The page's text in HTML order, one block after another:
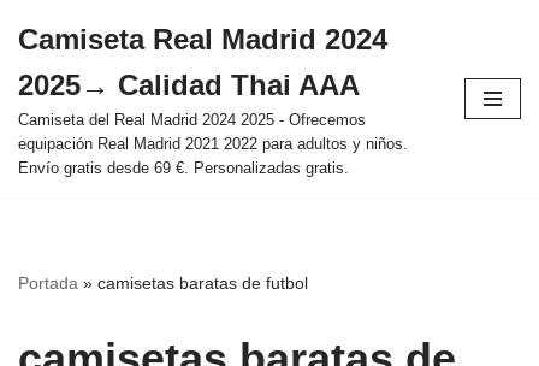
al
contenido
Camiseta Real Madrid 2024
2025→ Calidad Thai AAA
Camiseta del Real Madrid 2024 2025 - Ofrecemos
equipación Real Madrid 2021 2022 para adultos y niños.
Envío gratis desde 69 €. Personalizadas gratis.
Portada » camisetas baratas de futbol